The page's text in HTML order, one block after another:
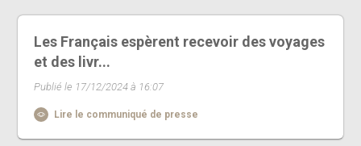
Les Français espèrent recevoir des voyages
et des livr...
Publié le 17/12/2024 à 16:07
Lire le communiqué de presse